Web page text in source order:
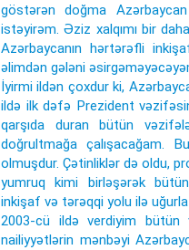
göstərən doğma
istəyirəm. Əziz xalqımı bir
Azərbaycanın hərtərəfli
əlimdən gələni
İyirmi ildən çoxdur ki,
ildə ilk dəfə Prezident
qarşıda duran bütün
doğrultmağa çalışacağam.
olmuşdur. Çətinliklər də oldu,
yumruq kimi birləşərək
inkişaf və tərəqqi yolu ilə
2003-cü ildə verdiyim
nailiyyətlərin mənbəyi